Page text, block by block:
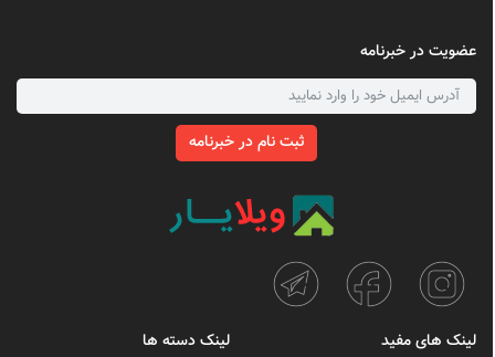
عضویت در خبرنامه
ثبت نام در خبرنامه
لینک های مفید لینک دسته ها